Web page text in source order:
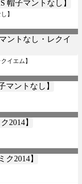
】
イエム】